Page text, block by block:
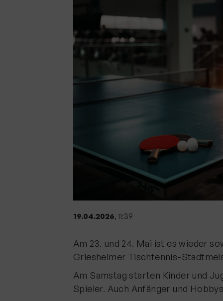
19.04.2026, 11:39
Am 23. und 24. Mai ist es wieder
Griesheimer Tischtennis-
Am Samstag starten Kinder und
Spieler. Auch Anfänger und
Sportangebote finden
Unser Sportangebot
Sportsuche
Deutsches Sportabzeichen